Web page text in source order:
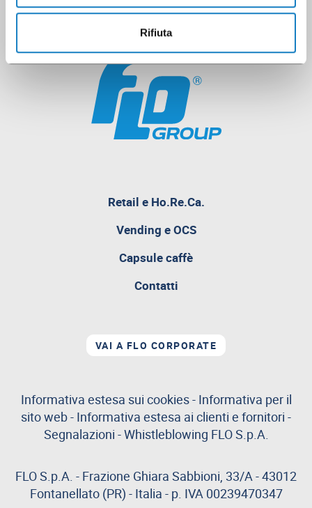
Rifiuta
Retail e Ho.Re.Ca.
Vending e OCSpagina
Capsule caffè
Contatti
VAI A FLO CORPORATE
Informativa estesa sui cookies- Informativa per il
sito web- Informativa estesa ai clienti e fornitori -
Segnalazioni -Whistleblowing FLO S.p.A.
FLO S.p.A. - Frazione Ghiara Sabbioni, 33/A - 43012
Fontanellato (PR) - Italia - p. IVA 00239470347